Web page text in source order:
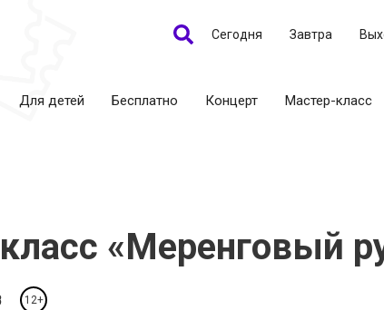
Сегодня Завтра
Для детей Бесплатно Концерт Мастер-класс
«Меренговый
12+